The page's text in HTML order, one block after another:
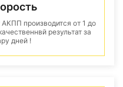
производится от 1 до
результат за
дней !